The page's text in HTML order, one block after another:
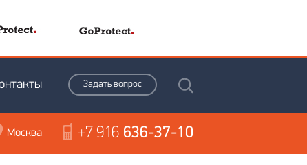
Задать вопрос
+7 916 636-37-10
Москва